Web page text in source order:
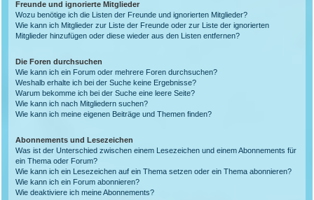
Freunde und ignorierte Mitglieder
Wozu benötige ich die Listen der Freunde und ignorierten Mitglieder?
Wie kann ich Mitglieder zur Liste der Freunde oder zur Liste der ignorierten
Mitglieder hinzufügen oder diese wieder aus den Listen entfernen?
Die Foren durchsuchen
Wie kann ich ein Forum oder mehrere Foren durchsuchen?
Weshalb erhalte ich bei der Suche keine Ergebnisse?
Warum bekomme ich bei der Suche eine leere Seite?
Wie kann ich nach Mitgliedern suchen?
Wie kann ich meine eigenen Beiträge und Themen finden?
Abonnements und Lesezeichen
Was ist der Unterschied zwischen einem Lesezeichen und einem Abonnements für
ein Thema oder Forum?
Wie kann ich ein Lesezeichen auf ein Thema setzen oder ein Thema abonnieren?
Wie kann ich ein Forum abonnieren?
Wie deaktiviere ich meine Abonnements?